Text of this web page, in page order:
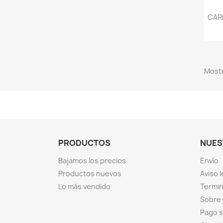
PRODUCTOS
Bajamos los precios
Productos nuevos
Lo más vendido
Envío
Aviso
Pago